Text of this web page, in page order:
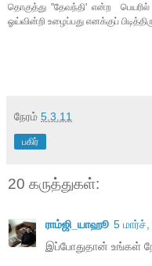
தொகுத்து "தேவந்தி' என்ற பெயரில்
ஓய்வின்றி உழைப்பது எனக்குப்
நேரம் 5.3.11
பகிர்
20 கருத்துகள்:
ராம்ஜி_யாஹூ 5
இப்போதுதான் உங்கள்